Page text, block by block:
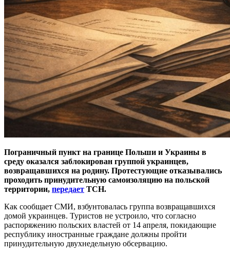
Пограничный пункт на границе Польши и Украины в
среду оказался заблокирован группой украинцев,
возвращавшихся на родину. Протестующие отказывались
проходить принудительную самоизоляцию на польской
территории, передает ТСН.
Как сообщает СМИ, взбунтовалась группа возвращавшихся
домой украинцев. Туристов не устроило, что согласно
распоряжению польских властей от 14 апреля, покидающие
республику иностранные граждане должны пройти
принудительную двухнедельную обсервацию.